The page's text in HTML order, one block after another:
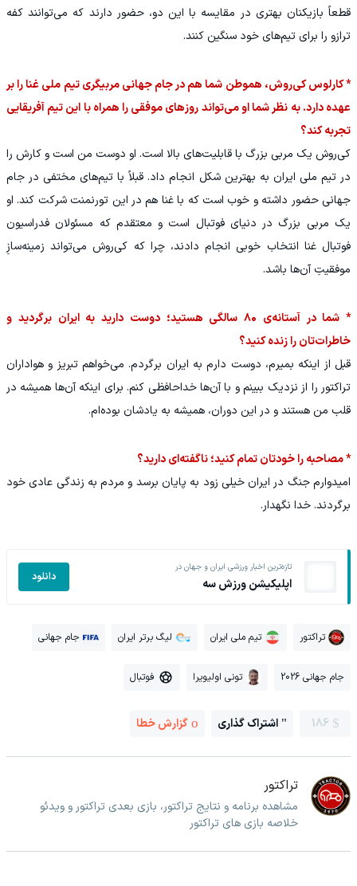
قطعاً بازیکنان بهتری در مقایسه با این دو، حضور دارند که می‌توانند کفه
ترازو را برای تیم‌های خود سنگین کنند.
* کارلوس کی‌روش، هموطن شما هم در جام جهانی مربیگری تیم ملی غنا را بر
عهده دارد. به نظر شما او می‌تواند روزهای موفقی را همراه با این تیم آفریقایی
تجربه کند؟
کی‌روش یک مربی بزرگ با قابلیت‌های بالا است. او دوست من است و کارش را
در تیم ملی ایران به بهترین شکل انجام داد. قبلاً با تیم‌های مختفی در جام
جهانی حضور داشته و خوب است که با غنا هم در این تورنمنت شرکت کند. او
یک مربی بزرگ در دنیای فوتبال است و معتقدم که مسئولان فدراسیون
فوتبال غنا انتخاب خوبی انجام دادند، چرا که کی‌روش می‌تواند زمینه‌سازِ
موفقیتِ آن‌ها باشد.
* شما در آستانه‌ی ۸۰ سالگی هستید؛ دوست دارید به ایران برگردید و
خاطرات‌تان را زنده کنید؟
قبل از اینکه بمیرم، دوست دارم به ایران برگردم. می‌خواهم تبریز و هواداران
تراکتور را از نزدیک ببینم و با آن‌ها خداحافظی کنم. برای اینکه آن‌ها همیشه در
قلب من هستند و در این دوران، همیشه به یادشان بوده‌ام.
* مصاحبه را خودتان تمام کنید؛ ناگفته‌ای دارید؟
امیدوارم جنگ در ایران خیلی زود به پایان برسد و مردم به زندگی عادی خود
برگردند. خدا نگهدار.
تازه‌ترین اخبار ورزشی ایران و جهان در
اپلیکیشن ورزش سه دانلود
تراکتور تیم ملی ایران لیگ برتر ایران جام جهانی
جام جهانی 2026 تونی اولیویرا فوتبال
186 اشتراک گذاری گزارش خطا
تراکتور
مشاهده برنامه و نتایج تراکتور، بازی بعدی تراکتور و ویدئو
خلاصه بازی های تراکتور